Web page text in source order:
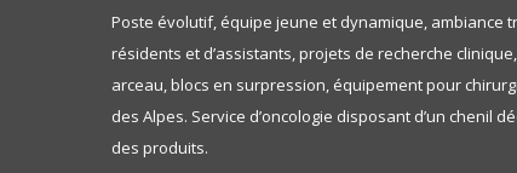
Poste évolutif, équipe jeune et dynamique, ambiance
résidents et d’assistants, projets de recherche
arceau, blocs en surpression, équipement pour
des Alpes. Service d’oncologie disposant d’un chenil
des produits.